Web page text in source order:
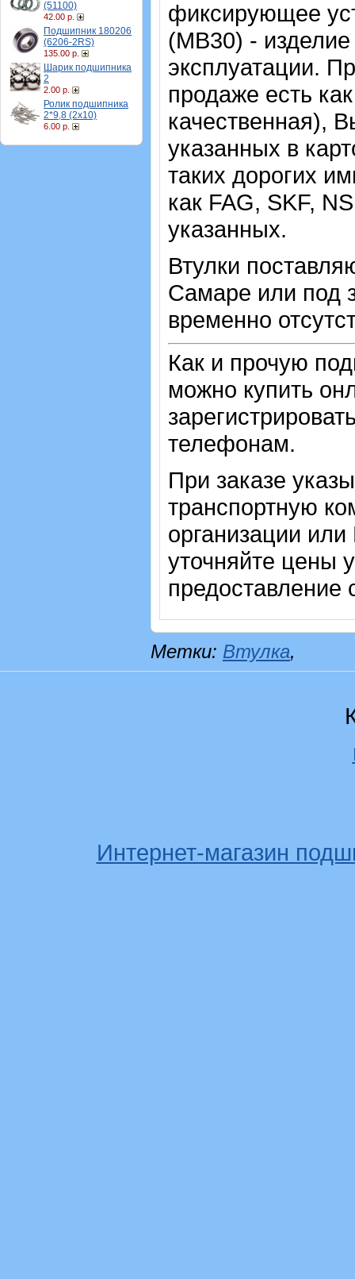
(51100)
42.00 р.
Подшипник 180206
(6206-2RS)
135.00 р.
Шарик подшипника
2
2.00 р.
Ролик подшипника
2*9,8 (2х10)
6.00 р.
фиксирующее
(MB30) - изделие
эксплуатации.
продаже есть
качественная),
указанных в
таких дорогих
как FAG, SKF,
указанных.
Втулки
Самаре или под
временно
Как и прочую
можно купить
телефонам.
При заказе
транспортную
организации
уточняйте цены
предоставление
Метки: Втулка,
Интернет-магазин